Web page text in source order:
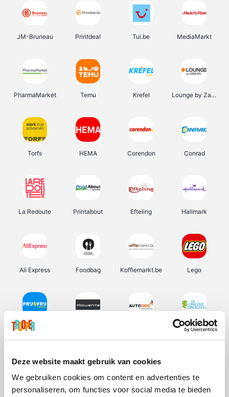
Deze website maakt gebruik van cookies
We gebruiken cookies om content en advertenties te
personaliseren, om functies voor social media te bieden
JM-Bruneau Printdeal Tui.be MediaMarkt
PharmaMarket Temu Krefel Lounge by Zalando
Torfs HEMA Corendon Conrad
La Redoute Printabout Efteling Hallmark
Ali Express Foodbag Koffiemarkt.be Lego
Prijsvrij De Online Drogist
Vidaxl Lampenlicht.be Plopsa Adidas